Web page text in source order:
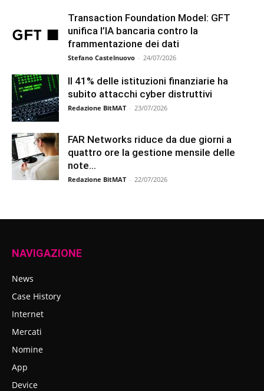
Transaction Foundation Model: GFT
unifica l’IA bancaria contro la
frammentazione dei dati
Stefano Castelnuovo - 24/07/2026
Il 41% delle istituzioni finanziarie ha
subito attacchi cyber distruttivi
Redazione BitMAT - 23/07/2026
FAR Networks riduce da due giorni a
quattro ore la gestione mensile delle
note...
Redazione BitMAT - 22/07/2026
NAVIGAZIONE
News
Case History
Internet
Mercati
Nomine
App
Device